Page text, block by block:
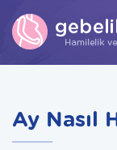
Ay Nasıl